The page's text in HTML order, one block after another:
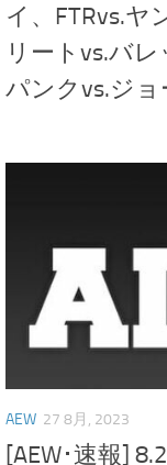
イ、FTRvs.
リートvs.バレ
パンクvs.ジョ
AEW 27 8月, 2023
[AEW･速報]